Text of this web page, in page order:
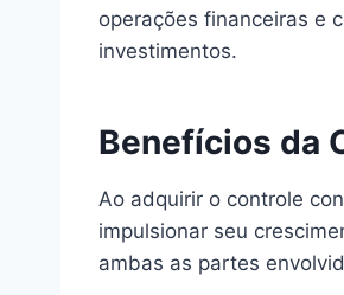
operações financeiras e
investimentos.
Benefícios da
Ao adquirir o controle
impulsionar seu
ambas as partes